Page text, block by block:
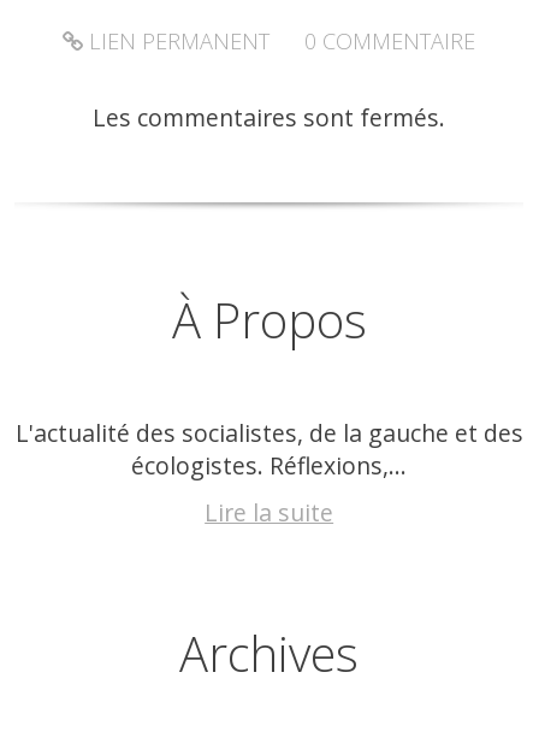
LIEN PERMANENT 0 COMMENTAIRE
Les commentaires sont fermés.
À Propos
L'actualité des socialistes, de la gauche et des
écologistes. Réflexions,...
Lire la suite
Archives